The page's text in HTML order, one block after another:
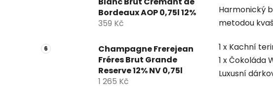
Bordeaux AOP 0,75l 12%
359 Kč
Champagne Frerejean
Fréres Brut Grande
Reserve 12% NV 0,75l
1 265 Kč
Harmonický
metodou
1 x Kachní
1 x Čokoláda
Luxusní